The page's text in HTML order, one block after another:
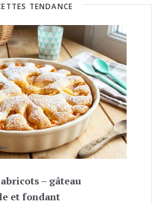
TENDANCE
– gâteau
et fondant